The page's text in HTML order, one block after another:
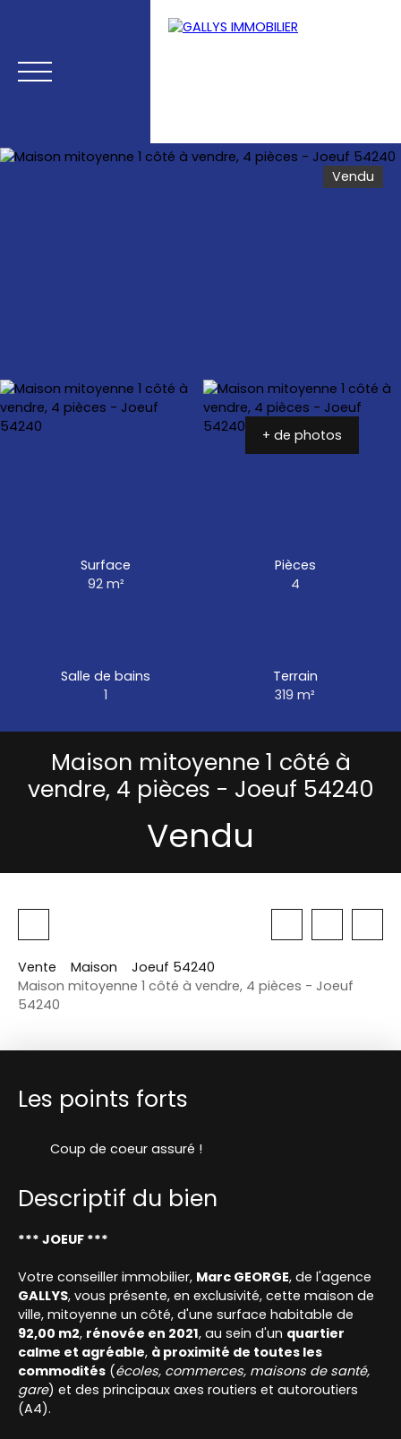
Vendu
+ de photos
Surface
92 m²
Pièces
4
Salle de bains
1
Terrain
319m²
Maison mitoyenne 1 côté à
vendre, 4 pièces - Joeuf 54240
Vendu
Vente Maison
Joeuf 54240
Maison mitoyenne 1 côté à vendre, 4 pièces - Joeuf
54240
Les points forts
Coup de coeur assuré !
Descriptif du bien
*** JOEUF ***
Votre conseiller immobilier, Marc GEORGE, de l'agence
GALLYS, vous présente, en exclusivité, cette maison de
ville, mitoyenne un côté, d'une surface habitable de
92,00 m2, rénovée en 2021, au sein d'un quartier
calme et agréable, à proximité de toutes les
commodités (écoles, commerces, maisons de santé,
gare) et des principaux axes routiers et autoroutiers
(A4).